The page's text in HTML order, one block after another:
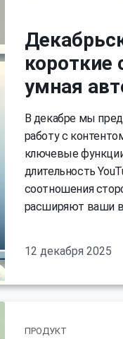
умная
В декабре мы
работу с
ключевые
длительность
соотношения
расширяют ваши
12 декабря 2025
ПРОДУКТ